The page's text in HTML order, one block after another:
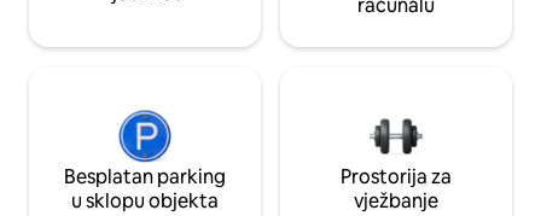
računalu
Besplatan parking
u sklopu objekta
Prostorija za
vježbanje